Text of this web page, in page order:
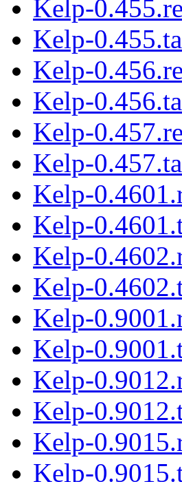
Kelp-
Kelp-
Kelp-
Kelp-
Kelp-
Kelp-
Kelp-
Kelp-
Kelp-
Kelp-
Kelp-
Kelp-
Kelp-
Kelp-
Kelp-
Kelp-